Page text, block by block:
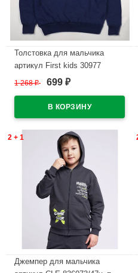
Толстовка для мальчика
артикул First kids 30977
размер 34/134-40/152 цвет
1 268₽ 699 ₽
2 + 1
Джемпер для мальчика